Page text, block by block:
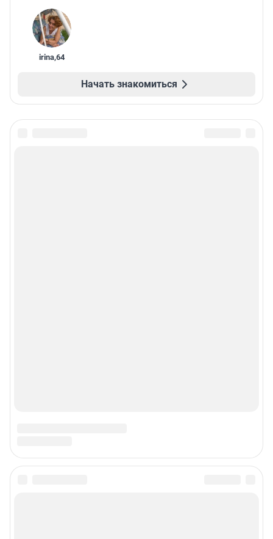
irina,64
Начать знакомиться